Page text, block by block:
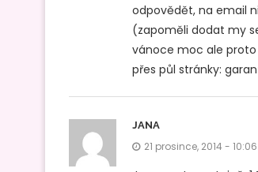
odpovědět, na email
(zapoměli dodat my
vánoce moc ale
přes půl stránky:
JANA
21 prosince, 2014 -